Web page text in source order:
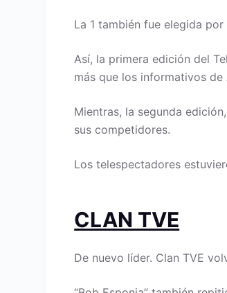
La 1 también fue elegida
Así, la primera edición del
más que los informativos
Mientras, la segunda
sus competidores.
Los telespectadores
CLAN TVE
De nuevo líder. Clan TVE